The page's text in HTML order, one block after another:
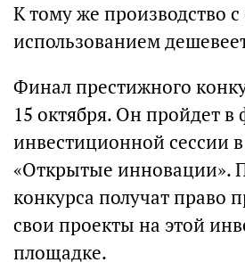
К тому же производство с
использованием
Финал престижного
15 октября. Он пройдет в
инвестиционной сессии
«Открытые инновации».
конкурса получат право
свои проекты на этой
площадке.